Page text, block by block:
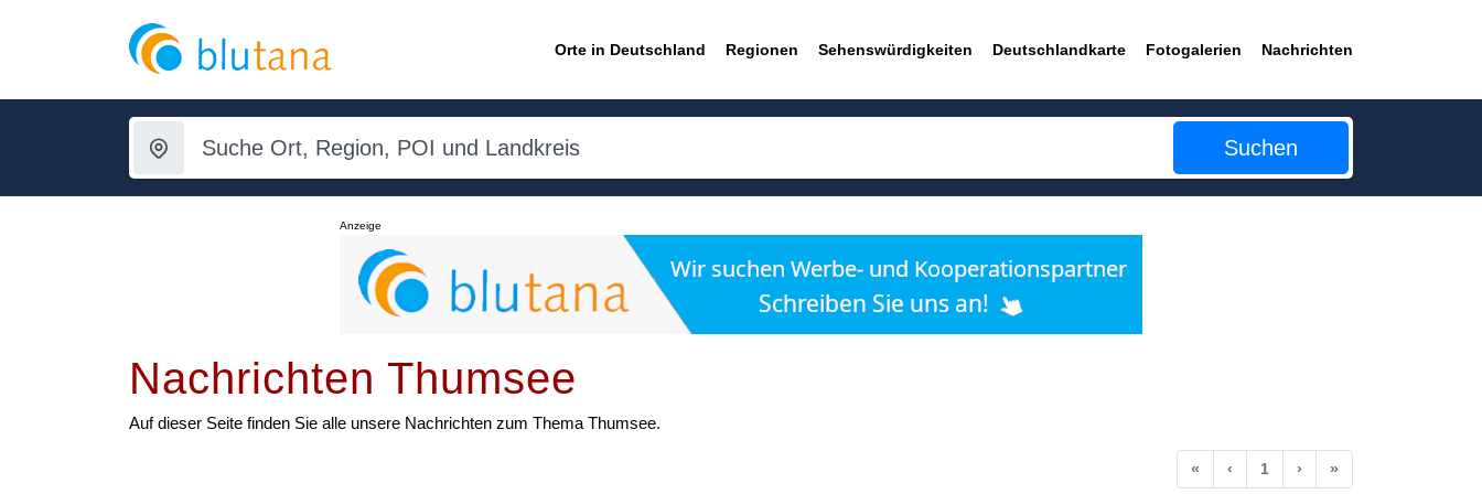
Orte in Deutschland Regionen Sehenswürdigkeiten Deutschlandkarte Fotogalerien Nachrichten
Suchen
Anzeige
Nachrichten Thumsee
Auf dieser Seite finden Sie alle unsere Nachrichten zum Thema Thumsee.
« Anfang
‹ Vorherige
1 › Nächste
»